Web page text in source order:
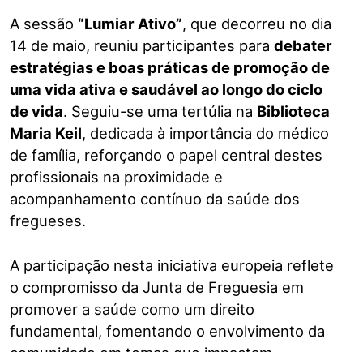
A sessão “Lumiar Ativo”, que decorreu no dia
14 de maio, reuniu participantes para debater
estratégias e boas práticas de promoção de
uma vida ativa e saudável ao longo do ciclo
de vida. Seguiu-se uma tertúlia na Biblioteca
Maria Keil, dedicada à importância do médico
de família, reforçando o papel central destes
profissionais na proximidade e
acompanhamento contínuo da saúde dos
fregueses.
A participação nesta iniciativa europeia reflete
o compromisso da Junta de Freguesia em
promover a saúde como um direito
fundamental, fomentando o envolvimento da